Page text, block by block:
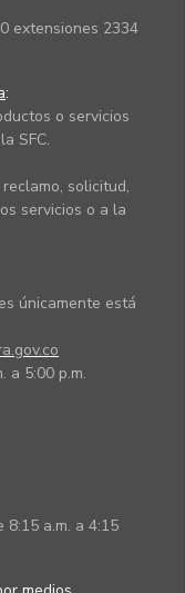
extensiones 2334
:
o servicios
SFC.
solicitud,
servicios o a la
únicamente está
a 5:00 p.m.
8:15 a.m. a 4:15